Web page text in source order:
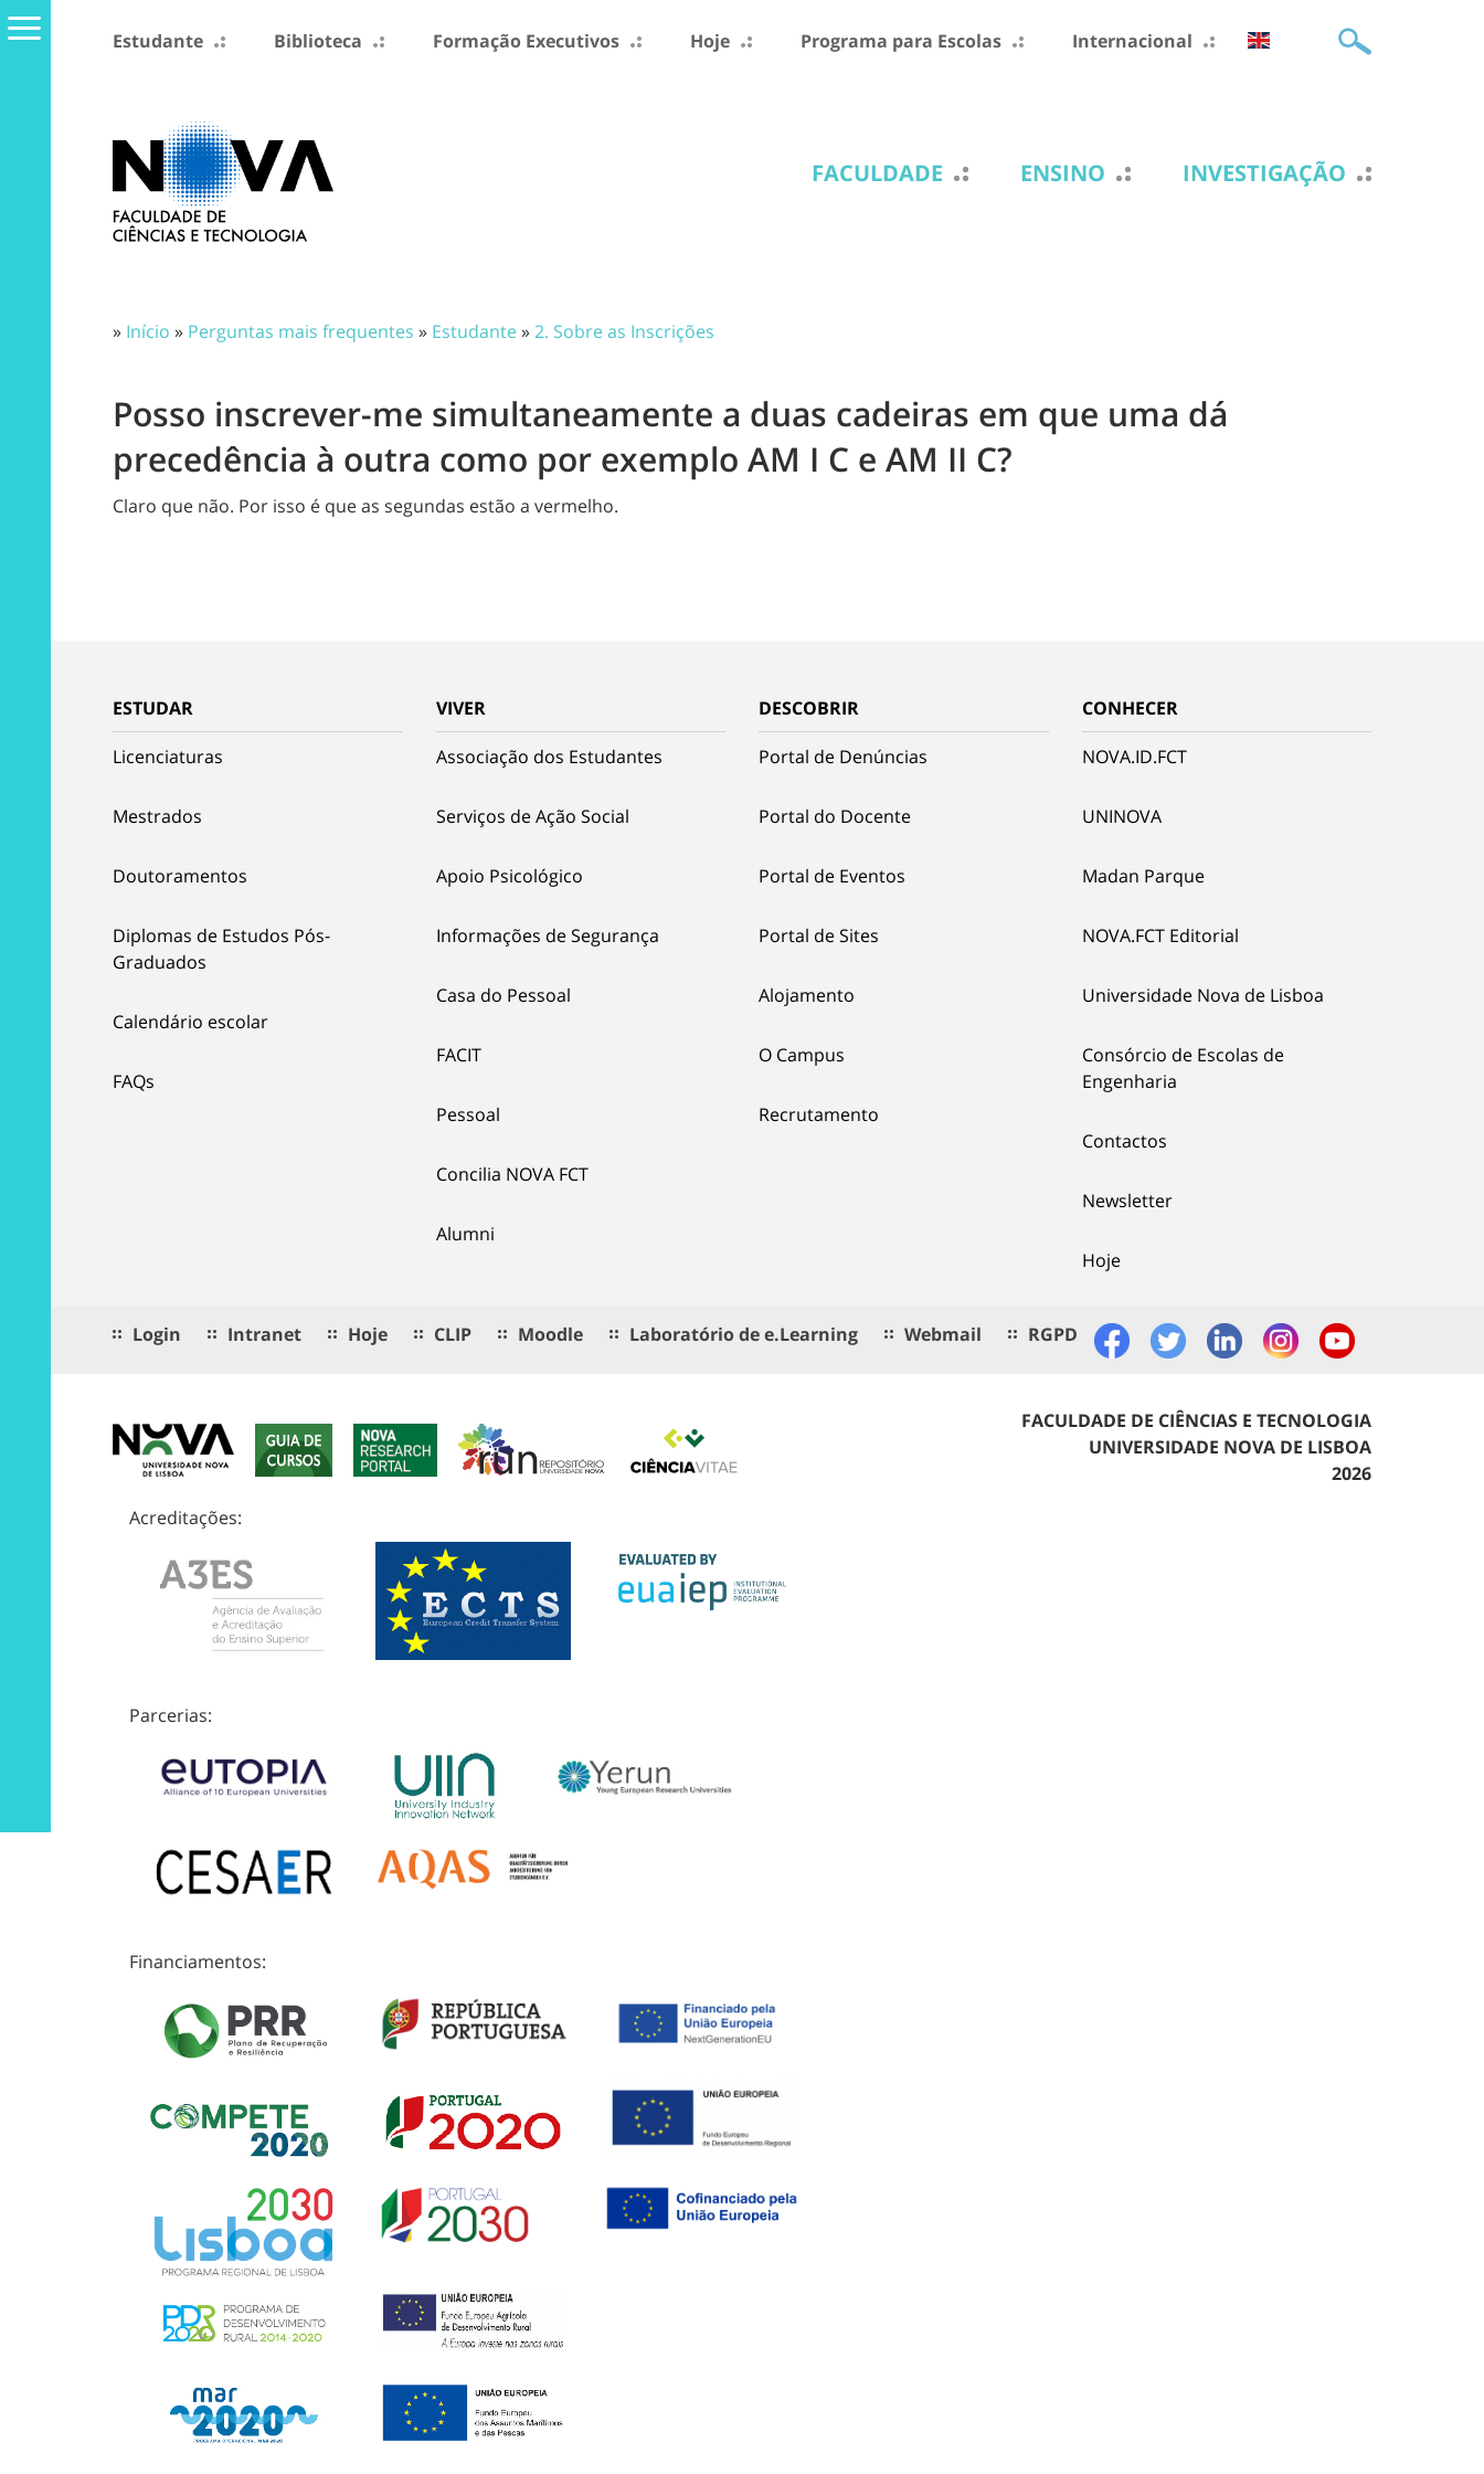
Estudante Biblioteca Formação Executivos Hoje Programa para Escolas Internacional
FACULDADE ENSINO INVESTIGAÇÃO
» Início » Perguntas mais frequentes » Estudante»2. Sobre as Inscrições
Posso inscrever-me simultaneamente a duas cadeiras em que uma dá
precedência à outra como por exemplo AM I C e AM II C?
Claro que não. Por isso é que as segundas estão a vermelho.
ESTUDAR
Licenciaturas
Mestrados
Doutoramentos
Diplomas de Estudos Pós-
Graduados
Calendário escolar
FAQs
VIVER
Associação dos Estudantes
Serviços de Ação Social
Apoio Psicológico
Informações de Segurança
Casa do Pessoal
FACIT
Pessoal
Concilia NOVA FCT
Alumni
DESCOBRIR
Portal de Denúncias
Portal do Docente
Portal de Eventos
Portal de Sites
Alojamento
O Campus
Recrutamento
CONHECER
NOVA.ID.FCT
UNINOVA
Madan Parque
NOVA.FCT Editorial
Universidade Nova de Lisboa
Consórcio de Escolas de
Engenharia
Contactos
Newsletter
Hoje
Login Intranet Hoje CLIP Moodle Laboratório de e.Learning Webmail RGPD
Acreditações:
Parcerias:
Financiamentos:
FACULDADE DE CIÊNCIAS E TECNOLOGIA
UNIVERSIDADE NOVA DE LISBOA
2026